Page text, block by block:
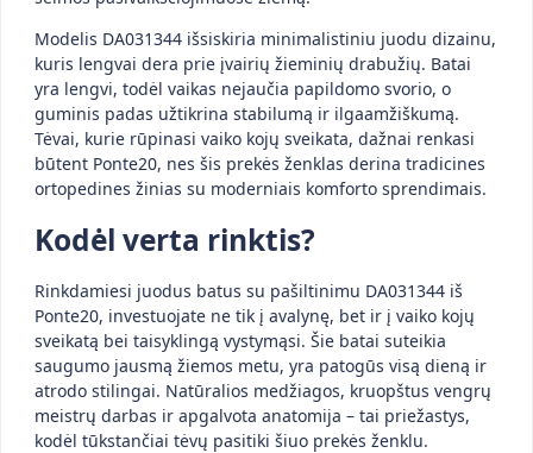
Modelis DA031344 išsiskiria minimalistiniu juodu dizainu,
kuris lengvai dera prie įvairių žieminių drabužių. Batai
yra lengvi, todėl vaikas nejaučia papildomo svorio, o
guminis padas užtikrina stabilumą ir ilgaamžiškumą.
Tėvai, kurie rūpinasi vaiko kojų sveikata, dažnai renkasi
būtent Ponte20, nes šis prekės ženklas derina tradicines
ortopedines žinias su moderniais komforto sprendimais.
Kodėl verta rinktis?
Rinkdamiesi juodus batus su pašiltinimu DA031344 iš
Ponte20, investuojate ne tik į avalynę, bet ir į vaiko kojų
sveikatą bei taisyklingą vystymąsi. Šie batai suteikia
saugumo jausmą žiemos metu, yra patogūs visą dieną ir
atrodo stilingai. Natūralios medžiagos, kruopštus vengrų
meistrų darbas ir apgalvota anatomija – tai priežastys,
kodėl tūkstančiai tėvų pasitiki šiuo prekės ženklu.